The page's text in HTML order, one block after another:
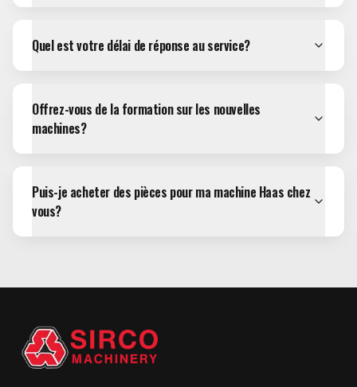
Quel est votre délai de réponse au service?
Offrez-vous de la formation sur les nouvelles
machines?
Puis-je acheter des pièces pour ma machine Haas chez
vous?